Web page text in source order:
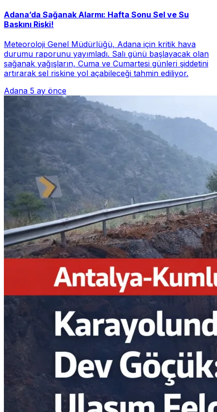
Adana’da Sağanak Alarmı: Hafta Sonu Sel ve Su
Baskını Riski!
Meteoroloji Genel Müdürlüğü, Adana için kritik hava
durumu raporunu yayımladı. Salı günü başlayacak olan
sağanak yağışların, Cuma ve Cumartesi günleri şiddetini
artırarak sel riskine yol açabileceği tahmin ediliyor.
Adana 5 ay önce